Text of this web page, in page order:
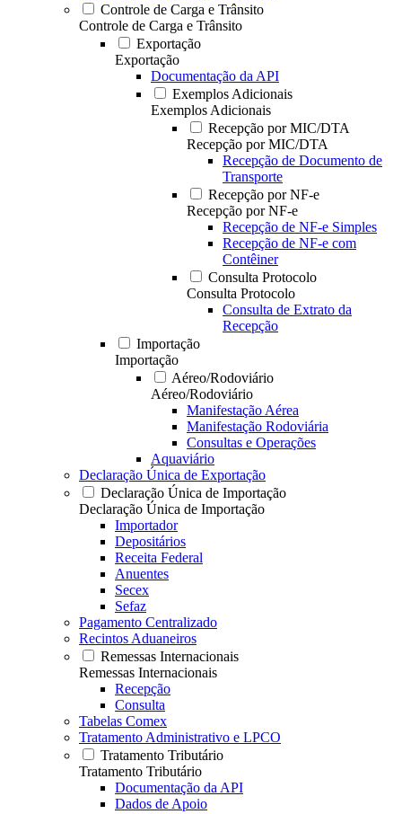
Controle de Carga e Trânsito
Controle de Carga e Trânsito
Exportação
Exportação
Documentação da API
Exemplos Adicionais
Exemplos Adicionais
Recepção por MIC/DTA
Recepção por MIC/DTA
Recepção de Documento de
Transporte
Recepção por NF-e
Recepção por NF-e
Recepção de NF-e Simples
Recepção de NF-e com
Contêiner
Consulta Protocolo
Consulta Protocolo
Consulta de Extrato da
Recepção
Importação
Importação
Aéreo/Rodoviário
Aéreo/Rodoviário
Manifestação Aérea
Manifestação Rodoviária
Consultas e Operações
Aquaviário
Declaração Única de Exportação
Declaração Única de Importação
Declaração Única de Importação
Importador
Depositários
Receita Federal
Anuentes
Secex
Sefaz
Pagamento Centralizado
Recintos Aduaneiros
Remessas Internacionais
Remessas Internacionais
Recepção
Consulta
Tabelas Comex
Tratamento Administrativo e LPCO
Tratamento Tributário
Tratamento Tributário
Documentação da API
Dados de Apoio